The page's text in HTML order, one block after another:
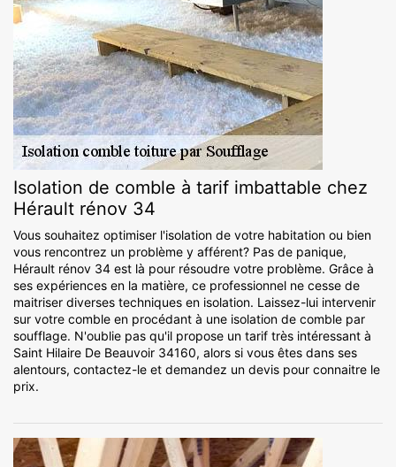
Isolation de comble à tarif imbattable chez
Hérault rénov 34
Vous souhaitez optimiser l'isolation de votre habitation ou bien
vous rencontrez un problème y afférent? Pas de panique,
Hérault rénov 34 est là pour résoudre votre problème. Grâce à
ses expériences en la matière, ce professionnel ne cesse de
maitriser diverses techniques en isolation. Laissez-lui intervenir
sur votre comble en procédant à une isolation de comble par
soufflage. N'oublie pas qu'il propose un tarif très intéressant à
Saint Hilaire De Beauvoir 34160, alors si vous êtes dans ses
alentours, contactez-le et demandez un devis pour connaitre le
prix.